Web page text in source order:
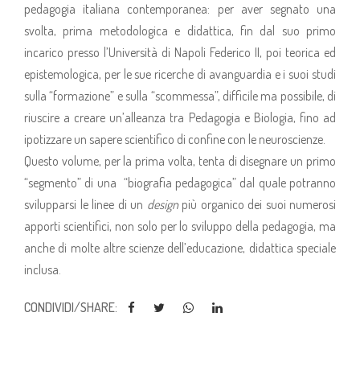
pedagogia italiana contemporanea: per aver segnato una
svolta, prima metodologica e didattica, fin dal suo primo
incarico presso l’Università di Napoli Federico II, poi teorica ed
epistemologica, per le sue ricerche di avanguardia e i suoi studi
sulla “formazione” e sulla “scommessa”, difficile ma possibile, di
riuscire a creare un’alleanza tra Pedagogia e Biologia, fino ad
ipotizzare un sapere scientifico di confine con le neuroscienze.
Questo volume, per la prima volta, tenta di disegnare un primo
“segmento” di una “biografia pedagogica” dal quale potranno
svilupparsi le linee di un designpiù organico dei suoi numerosi
apporti scientifici, non solo per lo sviluppo della pedagogia, ma
anche di molte altre scienze dell’educazione, didattica speciale
inclusa.
CONDIVIDI/SHARE: